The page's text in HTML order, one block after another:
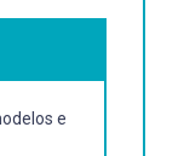
e